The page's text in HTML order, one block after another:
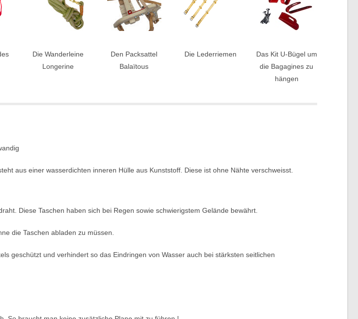
Die Wanderleine
Longerine
Den Packsattel
Balaïtous
Die Lederriemen
Das Kit U-Bügel um
die Bagagines zu
hängen
aus einer wasserdichten inneren Hülle aus Kunststoff. Diese ist ohne Nähte verschweisst.
Diese Taschen haben sich bei Regen sowie schwierigstem Gelände bewährt.
die Taschen abladen zu müssen.
geschützt und verhindert so das Eindringen von Wasser auch bei stärksten seitlichen